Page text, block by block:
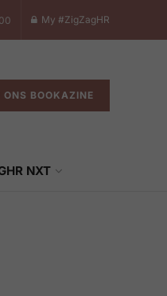
My #ZigZagHR
ONS BOOKAZINE
NXT